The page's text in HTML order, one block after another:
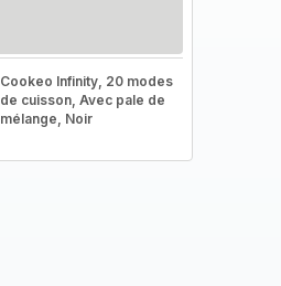
Cookeo Infinity, 20 modes
de cuisson, Avec pale de
mélange, Noir